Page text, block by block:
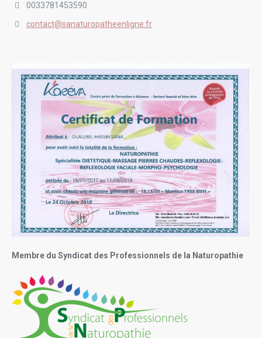
0033781453590
contact@sanaturopatheenligne.fr
Membre du Syndicat des Professionnels de la Naturopathie